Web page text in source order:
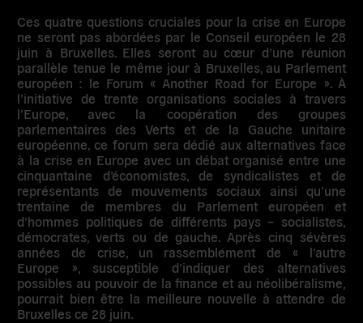
Ces quatre questions cruciales pour la crise en Europe
ne seront pas abordées par le Conseil européen le 28
juin à Bruxelles. Elles seront au cœur d’une réunion
parallèle tenue le même jour à Bruxelles, au Parlement
européen : le Forum « Another Road for Europe ». À
l’initiative de trente organisations sociales à travers
l’Europe, avec la coopération des groupes
parlementaires des Verts et de la Gauche unitaire
européenne, ce forum sera dédié aux alternatives face
à la crise en Europe avec un débat organisé entre une
cinquantaine d’économistes, de syndicalistes et de
représentants de mouvements sociaux ainsi qu’une
trentaine de membres du Parlement européen et
d’hommes politiques de différents pays – socialistes,
démocrates, verts ou de gauche. Après cinq sévères
années de crise, un rassemblement de « l’autre
Europe », susceptible d’indiquer des alternatives
possibles au pouvoir de la finance et au néolibéralisme,
pourrait bien être la meilleure nouvelle à attendre de
Bruxelles ce 28 juin.